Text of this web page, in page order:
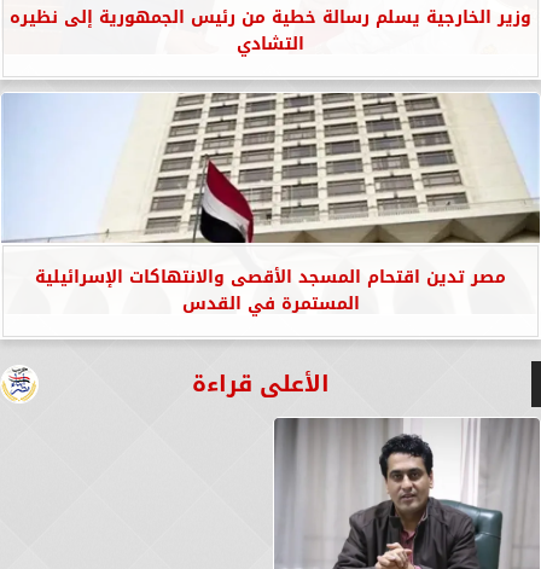
وزير الخارجية يسلم رسالة خطية من رئيس الجمهورية إلى نظيره
التشادي
مصر تدين اقتحام المسجد الأقصى والانتهاكات الإسرائيلية
المستمرة في القدس
الأعلى قراءة